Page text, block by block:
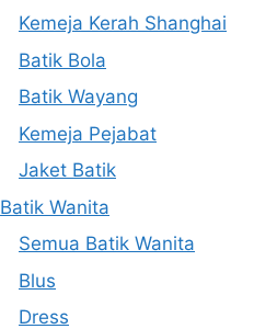
Kemeja Kerah Shanghai
Batik Bola
Batik Wayang
Kemeja Pejabat
Jaket Batik
Batik Wanita
Semua Batik Wanita
Blus
Dress